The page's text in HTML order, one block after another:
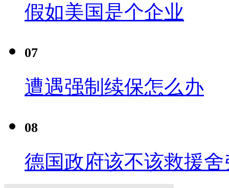
假如美国是个企业
07
遭遇强制续保怎么办
08
德国政府该不该救援舍